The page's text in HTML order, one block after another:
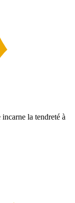
la tendreté à